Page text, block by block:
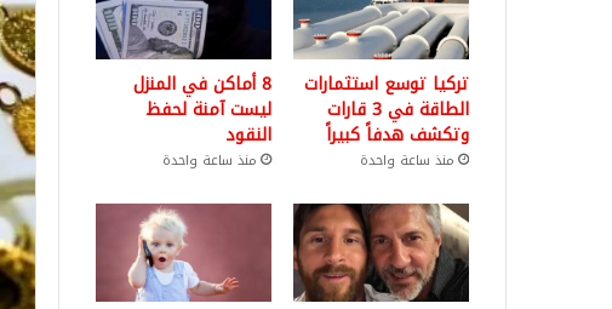
تركيا توسع استثمارات
الطاقة في 3 قارات
وتكشف هدفاً كبيراً
منذ ساعة واحدة
8 أماكن في المنزل
ليست آمنة لحفظ
النقود
منذ ساعة واحدة